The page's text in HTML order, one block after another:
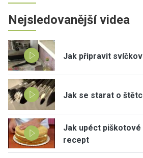
Nejsledovanější videa
Jak připravit
Jak se starat o
Jak upéct piškotové
recept